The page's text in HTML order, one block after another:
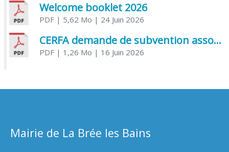
Welcome booklet 2026
PDF| 5,62 Mo | 24 Juin 2026
CERFA demande de subvention association
PDF| 1,26 Mo | 16 Juin 2026
Mairie de La Brée les Bains